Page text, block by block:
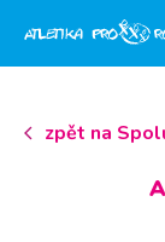
zpět na